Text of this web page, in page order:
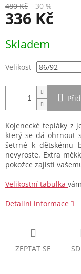
480 Kč –30 %
336 Kč
cena:
Skladem
Velikost
Kojenecké tepláky z
který se dá ohrnout
šetrné k dětskému
nevyroste. Extra
pokožce zajistí
Velikostní tabulka
Detailní informace
ZEPTAT SE